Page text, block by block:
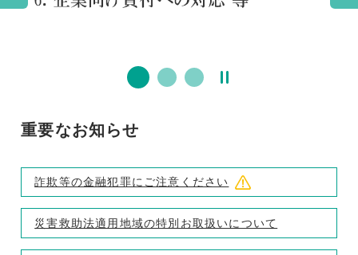
重要なお知らせ
詐欺等の金融犯罪にご注意ください
災害救助法適用地域の特別お取扱いについて